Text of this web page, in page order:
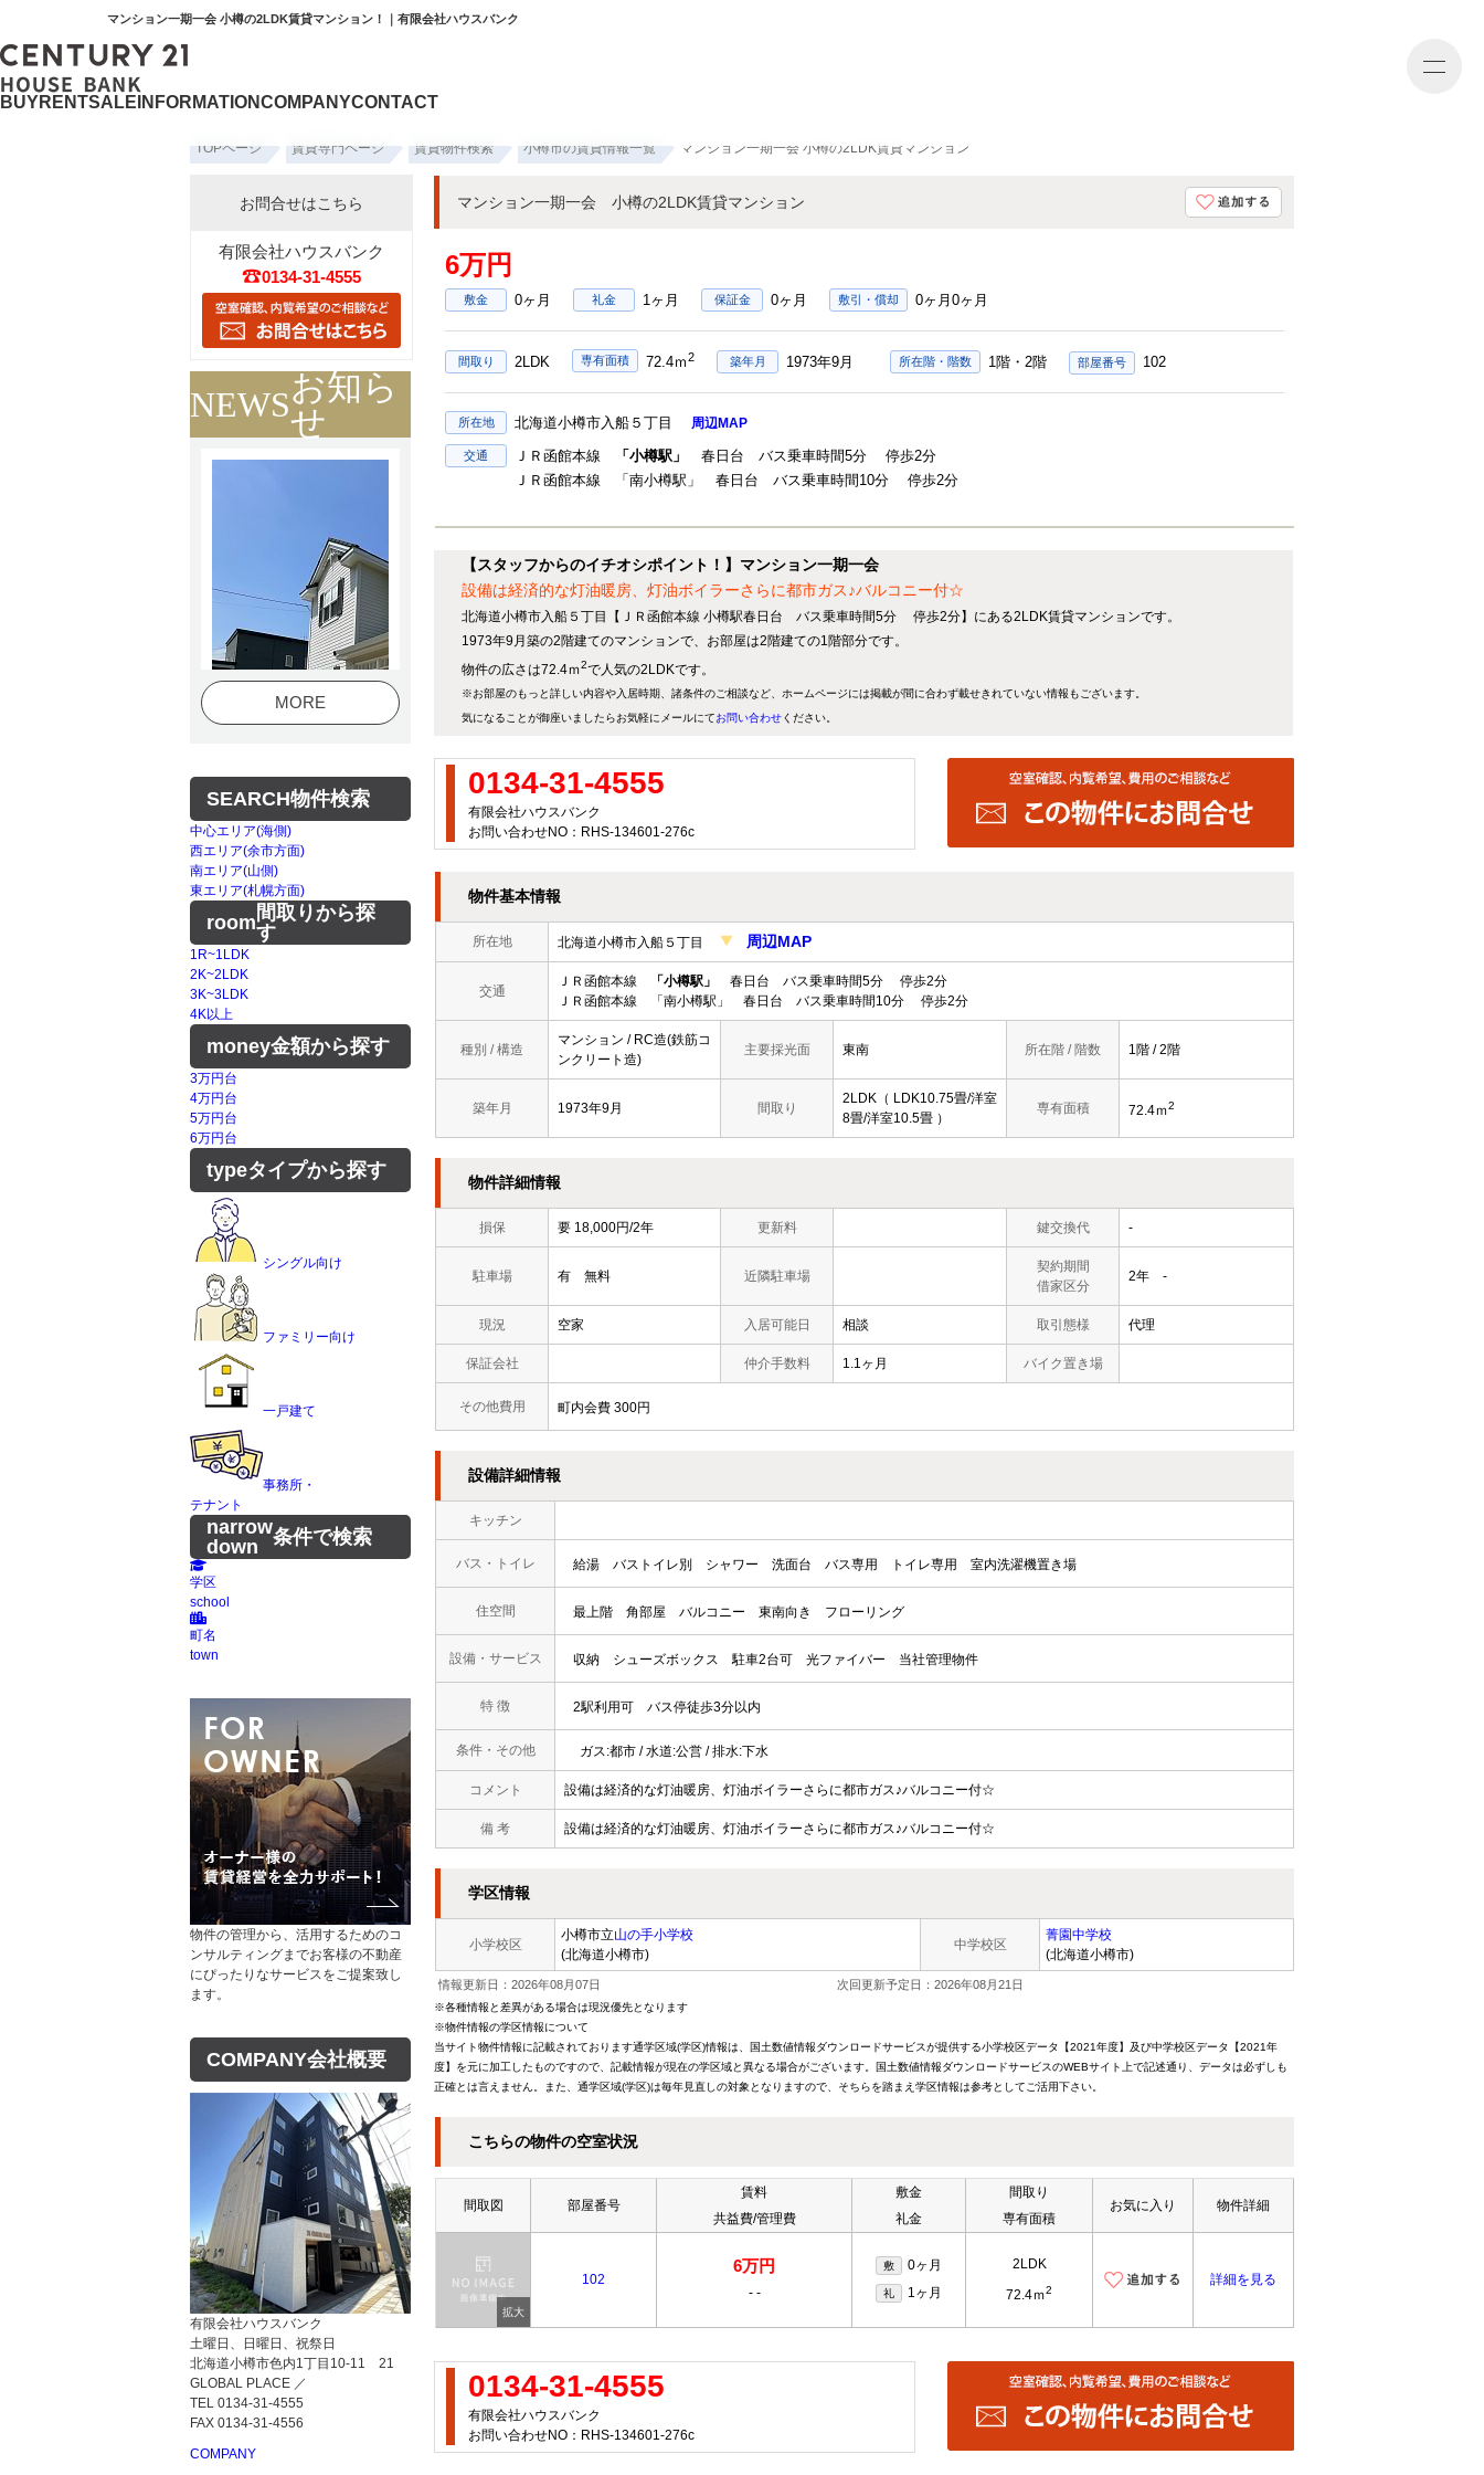
マンション一期一会 小樽の2LDK賃貸マンション！｜有限会社ハウスバンク
BUYRENTSALE INFORMATIONCOMPANYCONTACT
買いたい
売買物件検索
お気に入り
売りたい
売却の流れ
売却時の諸費用 閲覧履歴
貸したい
TOPページ 賃貸専門ページ 賃貸物件検索 小樽市の賃貸情報一覧 マンション一期一会 小樽の2LDK賃貸マンション
マンション一期一会 小樽の2LDK賃貸マンション
6万円
敷金 0ヶ月 礼金 1ヶ月 保証金 0ヶ月 敷引・償却 0ヶ月0ヶ月
間取り 2LDK 専有面積 72.4ｍ2 築年月 1973年9月 所在階・階数 1階・2階 102
所在地 北海道小樽市入船５丁目 周辺MAP
交通 ＪＲ函館本線 「小樽駅」
春日台 バス乗車時間5分 停歩2分
ＪＲ函館本線 「南小樽駅」 春日台 バス乗車時間10分 停歩2分
【スタッフからのイチオシポイント！】マンション一期一会
設備は経済的な灯油暖房、灯油ボイラーさらに都市ガス♪バルコニー付☆
北海道小樽市入船５丁目【ＪＲ函館本線 小樽駅春日台 バス乗車時間5分 停歩2分】にある2LDK賃貸マンションです。
1973年9月築の2階建てのマンションで、お部屋は2階建ての1階部分です。
物件の広さは72.4ｍ2で人気の2LDKです。
※お部屋のもっと詳しい内容や入居時期、諸条件のご相談など、ホームページには掲載が間に合わず載せきれていない情報もございます。
気になることが御座いましたらお気軽にメールにてお問い合わせください。
0134-31-4555
有限会社ハウスバンク
お問い合わせNO：RHS-134601-276c
物件基本情報
所在地 北海道小樽市入船５丁目 周辺MAP
交通
ＪＲ函館本線 「小樽駅」
春日台 バス乗車時間5分 停歩2分
ＪＲ函館本線 「南小樽駅」 春日台 バス乗車時間10分 停歩2分
種別 / 構造
マンション / RC造(鉄筋コ
ンクリート造)
主要採光面 東南 所在階 / 階数 1階 / 2階
築年月 1973年9月 間取り
2LDK（ LDK10.75畳/洋室
8畳/洋室10.5畳 ）
専有面積 72.4ｍ2
物件詳細情報
損保 要 18,000円/2年 更新料 鍵交換代 -
駐車場 有 無料 近隣駐車場
契約期間
借家区分
2年 -
現況 空家 入居可能日 相談 取引態様 代理
保証会社 仲介手数料 1.1ヶ月 バイク置き場
その他費用 町内会費 300円
設備詳細情報
キッチン
バス・トイレ 給湯 バストイレ別 シャワー 洗面台 バス専用 トイレ専用 室内洗濯機置き場
住空間 最上階 角部屋 バルコニー 東南向き フローリング
設備・サービス 収納 シューズボックス 駐車2台可 光ファイバー 当社管理物件
特 徴 2駅利用可 バス停徒歩3分以内
条件・その他 ガス:都市 / 水道:公営 / 排水:下水
コメント 設備は経済的な灯油暖房、灯油ボイラーさらに都市ガス♪バルコニー付☆
備 考 設備は経済的な灯油暖房、灯油ボイラーさらに都市ガス♪バルコニー付☆
学区情報
小学校区
小樽市立山の手小学校
(北海道小樽市)
中学校区
菁園中学校
(北海道小樽市)
情報更新日：2026年08月07日 次回更新予定日：2026年08月21日
※各種情報と差異がある場合は現況優先となります
※物件情報の学区情報について
当サイト物件情報に記載されております通学区域(学区)情報は、国土数値情報ダウンロードサービスが提供する小学校区データ【2021年度】及び中学校区データ【2021年
度】を元に加工したものですので、記載情報が現在の学区域と異なる場合がございます。国土数値情報ダウンロードサービスのWEBサイト上で記述通り、データは必ずしも
正確とは言えません。また、通学区域(学区)は毎年見直しの対象となりますので、そちらを踏まえ学区情報は参考としてご活用下さい。
こちらの物件の空室状況
間取図 部屋番号
賃料
共益費/管理費
敷金
礼金
間取り
専有面積
お気に入り 物件詳細
102
6万円
- -
敷 0ヶ月
礼 1ヶ月
2LDK
72.4ｍ2
詳細を見る
0134-31-4555
有限会社ハウスバンク
お問い合わせNO：RHS-134601-276c
お問合せはこちら
有限会社ハウスバンク
0134-31-4555
NEWSお知ら
せ
MORE
SEARCH物件検索
中心エリア(海側)
西エリア(余市方面)
南エリア(山側)
東エリア(札幌方面)
room 間取りから探
す
1R~1LDK
2K~2LDK
3K~3LDK
4K以上
money金額から探す
3万円台
4万円台
5万円台
6万円台
typeタイプから探す
シングル向け
ファミリー向け
一戸建て
事務所・
テナント
narrow
down
条件で検索
学区
school
町名
town
物件の管理から、活用するためのコ
ンサルティングまでお客様の不動産
にぴったりなサービスをご提案致し
ます。
COMPANY会社概要
有限会社ハウスバンク
土曜日、日曜日、祝祭日
北海道小樽市色内1丁目10-11 21
GLOBAL PLACE ／
TEL 0134-31-4555
FAX 0134-31-4556
COMPANY